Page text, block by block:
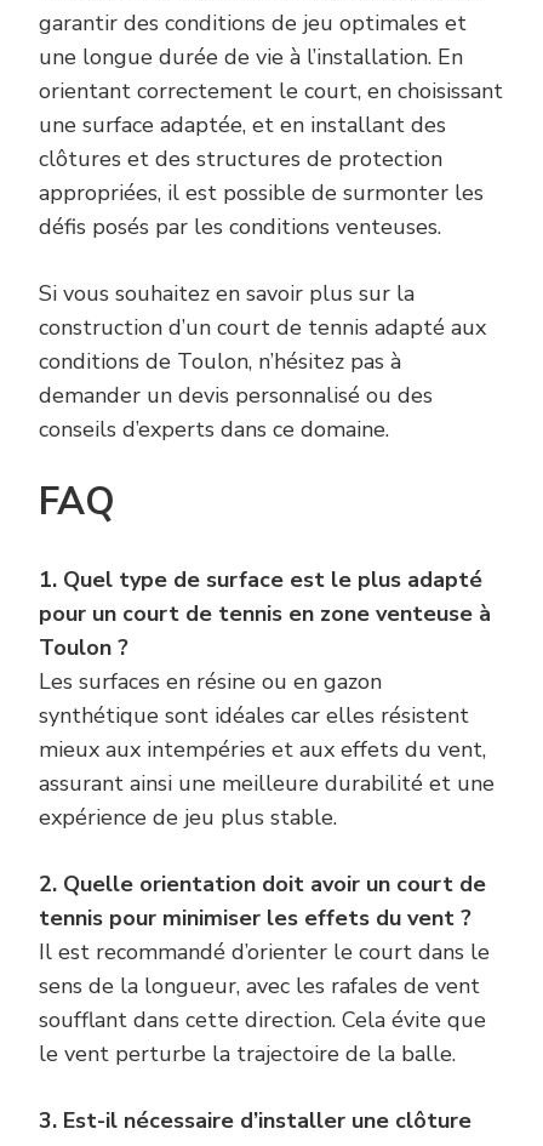
garantir des conditions de jeu optimales et
une longue durée de vie à l’installation. En
orientant correctement le court, en choisissant
une surface adaptée, et en installant des
clôtures et des structures de protection
appropriées, il est possible de surmonter les
défis posés par les conditions venteuses.
Si vous souhaitez en savoir plus sur la
construction d’un court de tennis adapté aux
conditions de Toulon, n’hésitez pas à
demander un devis personnalisé ou des
conseils d’experts dans ce domaine.
FAQ
1. Quel type de surface est le plus adapté
pour un court de tennis en zone venteuse à
Toulon ?
Les surfaces en résine ou en gazon
synthétique sont idéales car elles résistent
mieux aux intempéries et aux effets du vent,
assurant ainsi une meilleure durabilité et une
expérience de jeu plus stable.
2. Quelle orientation doit avoir un court de
tennis pour minimiser les effets du vent ?
Il est recommandé d’orienter le court dans le
sens de la longueur, avec les rafales de vent
soufflant dans cette direction. Cela évite que
le vent perturbe la trajectoire de la balle.
3. Est-il nécessaire d’installer une clôture